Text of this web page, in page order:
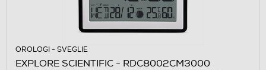
OROLOGI - SVEGLIE
EXPLORE SCIENTIFIC - RDC8002CM3000